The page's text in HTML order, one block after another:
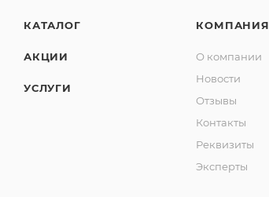
КАТАЛОГ
АКЦИИ
УСЛУГИ
КОМПАНИЯ
О компании
Новости
Отзывы
Контакты
Реквизиты
Эксперты